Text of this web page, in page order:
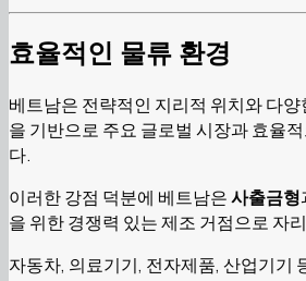
효율적인 물류 환경
베트남은 전략적인 지리적 위치와 다
을 기반으로 주요 글로벌 시장과 효율
다.
이러한 강점 덕분에 베트남은사출금형
을 위한 경쟁력 있는 제조 거점으로 자
자동차, 의료기기, 전자제품, 산업기기